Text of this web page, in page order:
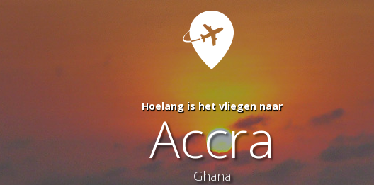
Hoelang is het vliegen naar
Accra
Ghana